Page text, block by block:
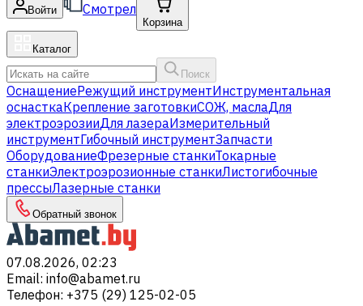
Войти Смотрел
Корзина
Каталог
Поиск
ОснащениеРежущий инструментИнструментальная
оснасткаКрепление заготовкиСОЖ, маслаДля
электроэрозииДля лазераИзмерительный
инструментГибочный инструментЗапчасти
ОборудованиеФрезерные станкиТокарные
станкиЭлектроэрозионные станкиЛистогибочные
прессыЛазерные станки
Обратный звонок
07.08.2026, 02:23
Email: info@abamet.ru
Телефон: +375 (29) 125-02-05